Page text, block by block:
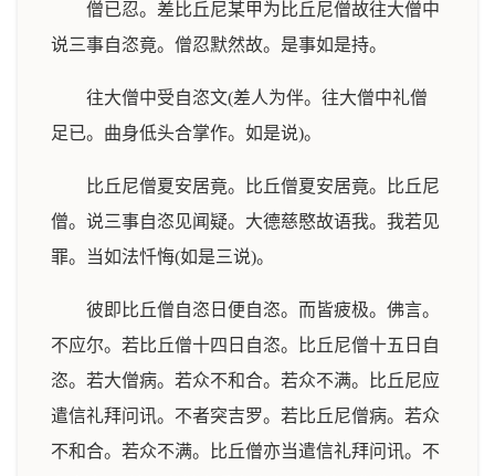
僧已忍。差比丘尼某甲为比丘尼僧故往大僧中
说三事自恣竟。僧忍默然故。是事如是持。
往大僧中受自恣文(差人为伴。往大僧中礼僧
足已。曲身低头合掌作。如是说)。
比丘尼僧夏安居竟。比丘僧夏安居竟。比丘尼
僧。说三事自恣见闻疑。大德慈愍故语我。我若见
罪。当如法忏悔(如是三说)。
彼即比丘僧自恣日便自恣。而皆疲极。佛言。
不应尔。若比丘僧十四日自恣。比丘尼僧十五日自
恣。若大僧病。若众不和合。若众不满。比丘尼应
遣信礼拜问讯。不者突吉罗。若比丘尼僧病。若众
不和合。若众不满。比丘僧亦当遣信礼拜问讯。不